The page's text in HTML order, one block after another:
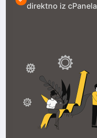
direktno iz cPanela